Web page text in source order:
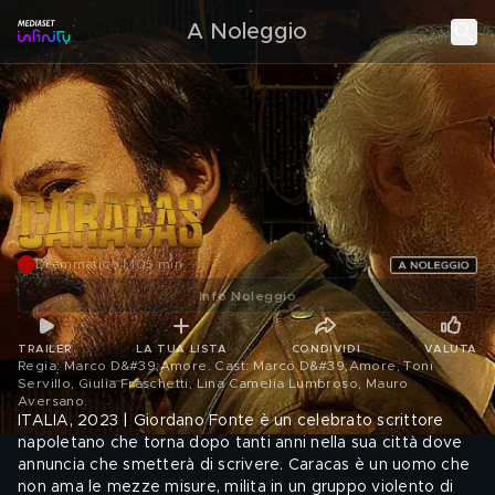
A Noleggio
Drammatico | 105 min
Info Noleggio
TRAILER LA TUA LISTA CONDIVIDI VALUTA
Regia: Marco D&#39;Amore. Cast: Marco D&#39;Amore, Toni
Servillo, Giulia Fraschetti, Lina Camelia Lumbroso, Mauro
Aversano
ITALIA, 2023 | Giordano Fonte è un celebrato scrittore
napoletano che torna dopo tanti anni nella sua città dove
annuncia che smetterà di scrivere. Caracas è un uomo che
non ama le mezze misure, milita in un gruppo violento di